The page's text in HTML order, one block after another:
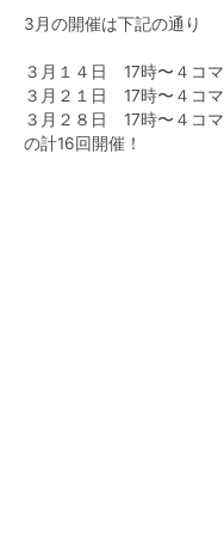
3月の開催は下記の通り
３月１４日 17時〜４コマ
３月２１日 17時〜４コマ
３月２８日 17時〜４コマ
の計16回開催！